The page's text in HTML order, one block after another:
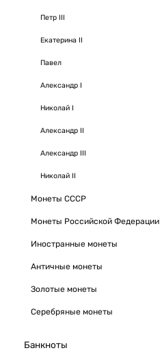
Петр III
Екатерина II
Павел
Александр I
Николай I
Александр II
Александр III
Николай II
Монеты СССР
Монеты Российской Федерации
Иностранные монеты
Античные монеты
Золотые монеты
Серебряные монеты
Банкноты